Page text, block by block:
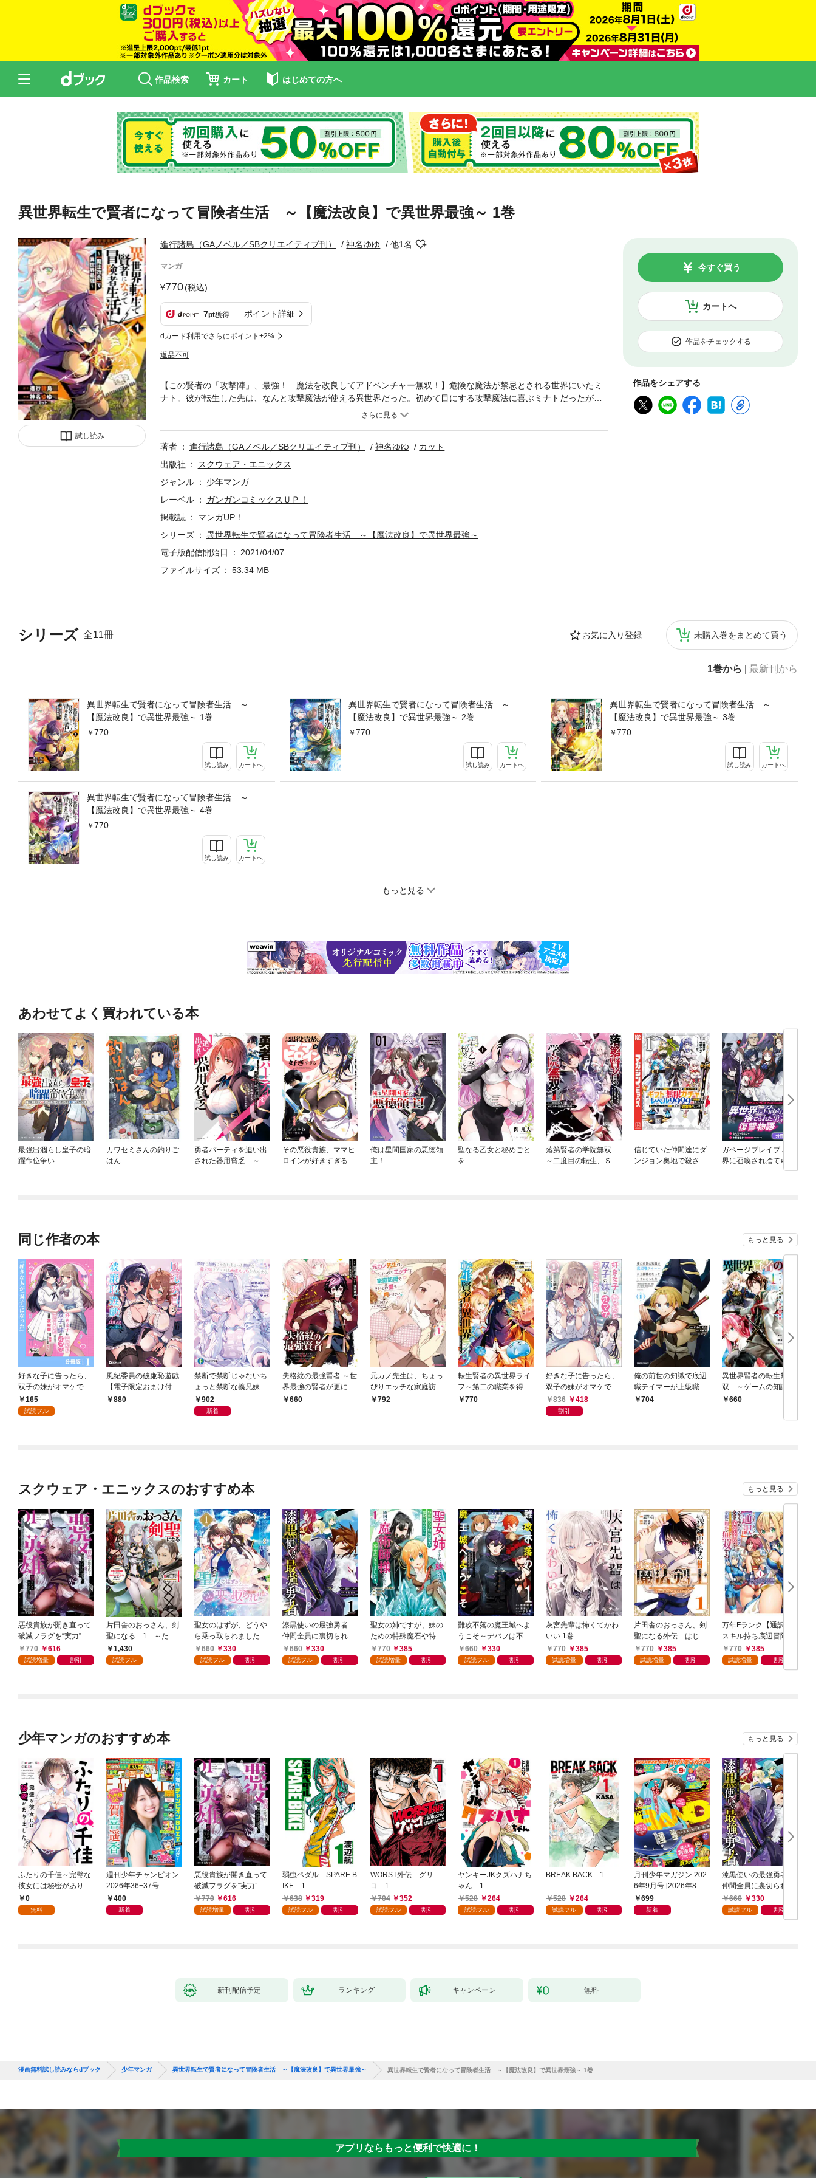
作品検索 カート はじめての方へ
異世界転生で賢者になって冒険者生活 ～【魔法改良】で異世界最強～ 1巻
試し読み
進行諸島（GAノベル／SBクリエイティブ刊） 神名ゆゆ 他1名
マンガ
770(税込)
7pt獲得 ポイント詳細
dカード利用でさらにポイント+2%
返品不可
カートへ
今すぐ買う
作品をチェックする
作品をシェアする
シリーズ 全11冊 お気に入り登録 未購入巻をまとめて買う
1巻から 最新刊から
異世界転生で賢者になって冒険者生活 ～
【魔法改良】で異世界最強～ 1巻
770
試し読み カートへ
異世界転生で賢者になって冒険者生活 ～
【魔法改良】で異世界最強～ 2巻
770
試し読み カートへ
異世界転生で賢者になって冒険者生活 ～
【魔法改良】で異世界最強～ 3巻
770
試し読み カートへ
異世界転生で賢者になって冒険者生活 ～
【魔法改良】で異世界最強～ 4巻
770
試し読み カートへ
もっと見る
【この賢者の「攻撃陣」、最強！ 魔法を改良してアドベンチャー無双！】危険な魔法が禁忌とされる世界にいたミ
ナト。彼が転生した先は、なんと攻撃魔法が使える異世界だった。初めて目にする攻撃魔法に喜ぶミナトだったが
「……なんだこの非効率な魔法陣は――!?」ムダだらけの魔法陣に疑問を抱き、魔法改良のスキルを覚醒させる―
t/SB Creative Corp. (C)2021 Yuyu Kanna
著者 進行諸島（GAノベル／SBクリエイティブ刊） 神名ゆゆ
カット
出版社
スクウェア・エニックス
ジャンル
少年マンガ
レーベル
ガンガンコミックスＵＰ！
掲載誌
マンガUP！
シリーズ
異世界転生で賢者になって冒険者生活 ～【魔法改良】で異世界最強～
電子版配信開始日
2021/04/07
ファイルサイズ
53.34 MB
あわせてよく買われている本
最強出涸らし皇子の暗
躍帝位争い
カワセミさんの釣りご
はん
勇者パーティを追い出
された器用貧乏 ～パ
その悪役貴族、ママヒ
ロインが好きすぎる
俺は星間国家の悪徳領
主！
聖なる乙女と秘めごと
を
落第賢者の学院無双
～二度目の転生、Ｓラ
信じていた仲間達にダ
ンジョン奥地で殺され
ガベージブレイブ 異世
界に召喚され捨てられ
た勇者の復讐物語【分
同じ作者の本 もっと見る
好きな子に告ったら、
双子の妹がオマケでつ
いてきた【分冊版】1
165
試読フル
風紀委員の破廉恥遊戯
【電子限定おまけ付
き】880
禁断で禁断じゃないち
ょっと禁断な義兄妹ラ
ブコメは未遂えっちか
ら始まる。
902
新着
失格紋の最強賢者 ～世
界最強の賢者が更に強
くなるために転生しま
660
元カノ先生は、ちょっ
ぴりエッチな家庭訪問
できみとの愛を育みた
792
転生賢者の異世界ライ
フ～第二の職業を得
て、世界最強になりま
770
好きな子に告ったら、
双子の妹がオマケでつ
いてきた(ブレイブ文
庫)1【電子版特典SS付
836 418
割引
俺の前世の知識で底辺
職テイマーが上級職に
なってしまいそうな件
704
異世界賢者の転生無
双 ～ゲームの知識で
異世界最強～ 1巻
660
スクウェア・エニックスのおすすめ本 もっと見る
悪役貴族が開き直って
破滅フラグを“実力”で
叩き折っていたら、い
つの間にかヒロイン達
770 616
試読増量 割引
片田舎のおっさん、剣
聖になる 1 ～ただ
の田舎の剣術師範だっ
たのに、大成した弟子
1,430
試読フル
聖女のはずが、どうや
ら乗っ取られました 1
巻660 330
試読フル 割引
漆黒使いの最強勇者
仲間全員に裏切られた
ので最強の魔物と組み
ます 1巻
660 330
試読フル 割引
聖女の姉ですが、妹の
ための特殊魔石や特殊
薬草の採取をやめた
ら、隣国の魔術師様の
770 385
試読増量 割引
難攻不落の魔王城へよ
うこそ～デバフは不要
と勇者パーティーを追
い出された黒魔導士、
660 330
試読フル 割引
灰宮先輩は怖くてかわ
いい 1巻
770
385
試読増量 割引
片田舎のおっさん、剣
聖になる外伝 はじま
りの魔法剣士 1巻
770 385
試読増量 割引
万年Fランク【通訳】
スキル持ち底辺冒険
者、異種族の最強美少
女たちとパーティーを
組んで才能に開花し無
770 385
試読増量 割引
少年マンガのおすすめ本 もっと見る
ふたりの千佳～完璧な
彼女には秘密がありま
した(1)
0
無料
週刊少年チャンピオン
2026年36+37号
400
新着
悪役貴族が開き直って
破滅フラグを“実力”で
叩き折っていたら、い
つの間にかヒロイン達
770 616
試読増量 割引
弱虫ペダル SPARE B
IKE 1
638
319
試読フル 割引
WORST外伝 グリ
コ 1
704
352
試読フル 割引
ヤンキーJKクズハナち
ゃん 1
528
264
試読フル 割引
BREAK BACK 1
528 264
試読フル 割引
月刊少年マガジン 202
6年9月号 [2026年8月6
日発売]
699
新着
漆黒使いの最強勇者
仲間全員に裏切られた
ので最強の魔物と組み
ます 1巻
660 330
試読フル 割引
新刊配信予定 ランキング キャンペーン 無料
漫画無料試し読みならdブック 少年マンガ 異世界転生で賢者になって冒険者生活 ～【魔法改良】で異世界最強～ 異世界転生で賢者になって冒険者生活 ～【魔法改良】で異世界最強～ 1巻
アプリならもっと便利で快適に！